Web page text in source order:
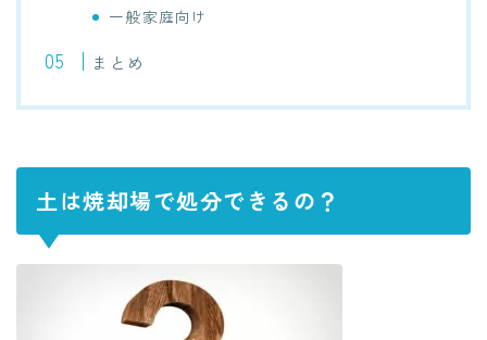
一般家庭向け
まとめ
土は焼却場で処分できるの？